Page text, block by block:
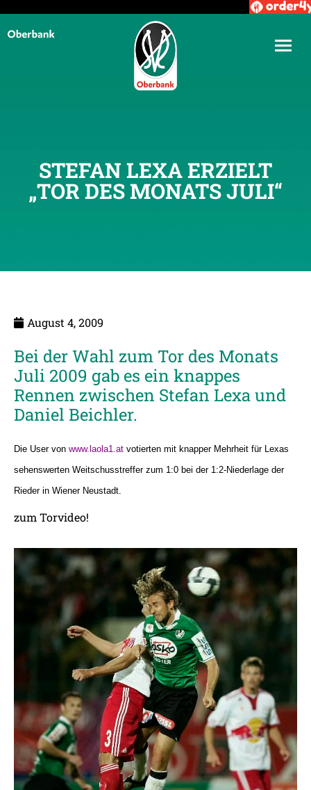
STEFAN LEXA ERZIELT
„TOR DES MONATS JULI“
August 4, 2009
Bei der Wahl zum Tor des Monats
Juli 2009 gab es ein knappes
Rennen zwischen Stefan Lexa und
Daniel Beichler.
Die User von www.laola1.at votierten mit knapper Mehrheit für Lexas
sehenswerten Weitschusstreffer zum 1:0 bei der 1:2-Niederlage der
Rieder in Wiener Neustadt.
zum Torvideo!